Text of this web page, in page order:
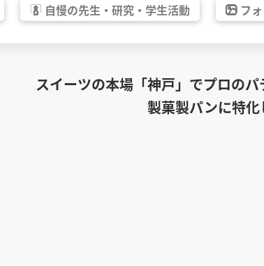
自慢の先生・ 研究・ 学生活動 フ
スイーツの本場「神戸」でプロの
製菓製パンに特